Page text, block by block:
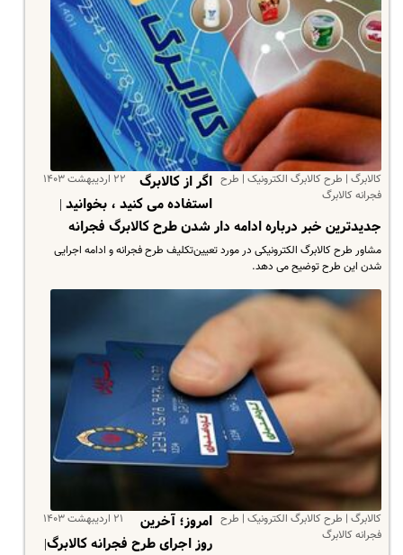
کالابرگ | طرح کالابرگ الکترونیک | طرح
فجرانه کالابرگ
۲۲ اردیبهشت ۱۴۰۳
اگر از کالابرگ
استفاده می کنید ، بخوانید |
جدیدترین خبر درباره ادامه دار شدن طرح کالابرگ فجرانه
مشاور طرح کالابرگ الکترونیکی در مورد تعیین‌تکلیف طرح فجرانه و ادامه اجرایی
شدن این طرح توضیح می دهد.
کالابرگ | طرح کالابرگ الکترونیک | طرح
فجرانه کالابرگ
۲۱ اردیبهشت ۱۴۰۳
امروز؛ آخرین
روز اجرای طرح فجرانه کالابرگ|